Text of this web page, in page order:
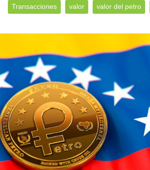
Transacciones valor valor del petro